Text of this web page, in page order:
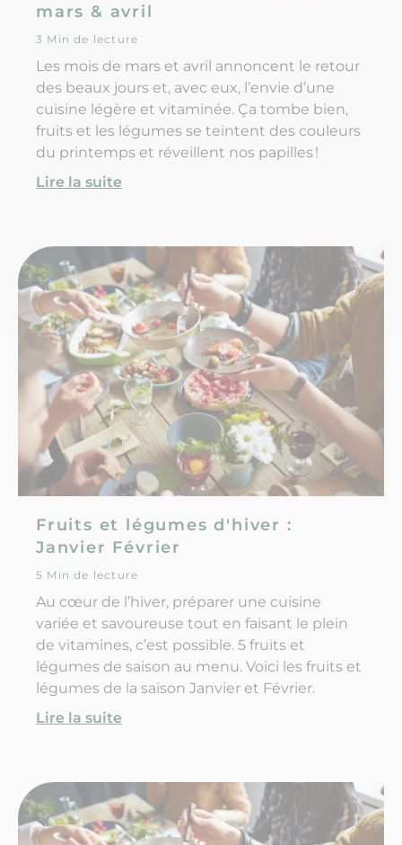
mars & avril
3 Min de lecture
Les mois de mars et avril annoncent le retour
des beaux jours et, avec eux, l’envie d’une
cuisine légère et vitaminée. Ça tombe bien,
fruits et les légumes se teintent des couleurs
du printemps et réveillent nos papilles !
Lire la suite
Fruits et légumes d'hiver :
Janvier Février
5 Min de lecture
Au cœur de l’hiver, préparer une cuisine
variée et savoureuse tout en faisant le plein
de vitamines, c’est possible. 5 fruits et
légumes de saison au menu. Voici les fruits et
légumes de la saison Janvier et Février.
Lire la suite